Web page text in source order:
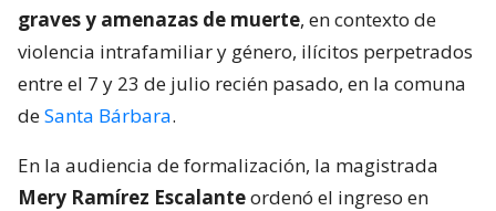
graves y amenazas de muerte, en contexto de
violencia intrafamiliar y género, ilícitos perpetrados
entre el 7 y 23 de julio recién pasado, en la comuna
deSanta Bárbara.
En la audiencia de formalización, la magistrada
Mery Ramírez Escalanteordenó el ingreso en